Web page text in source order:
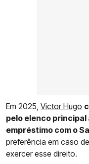
Em 2025, Victor Hugo
pelo elenco
empréstimo com o
preferência em caso
exercer esse direito.